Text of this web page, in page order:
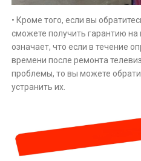
• Кроме того, если вы
сможете получить гарантию
означает, что если в течение
времени после ремонта
проблемы, то вы можете
устранить их.